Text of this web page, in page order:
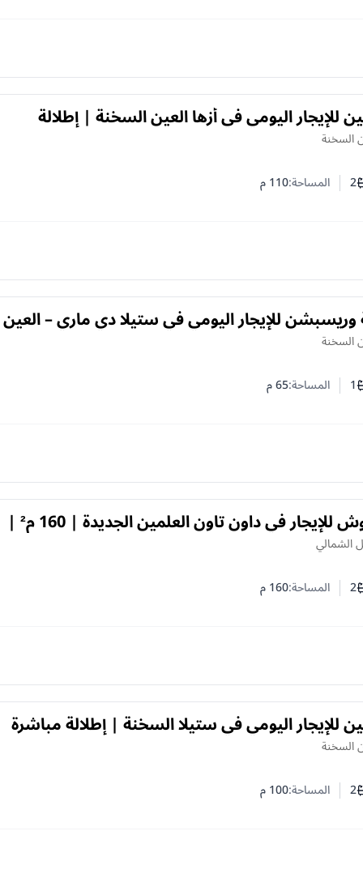
للإيجار اليومي في أزها العين السخنة | إطلالة
السخنة
النوم
الحمامات2 المساحة:110م
وريسبشن للإيجار اليومي في ستيلا دي ماري – العين
السخنة
النوم
الحمامات1 المساحة:65م
شاليه مفروش للإيجار في داون تاون العلمين الجديدة | 160 م² |
فندقي | حمام سباحة
الشمالي
النوم
الحمامات2 المساحة:160م
للإيجار اليومي في ستيلا السخنة | إطلالة مباشرة
السخنة
النوم
الحمامات2 المساحة:100م